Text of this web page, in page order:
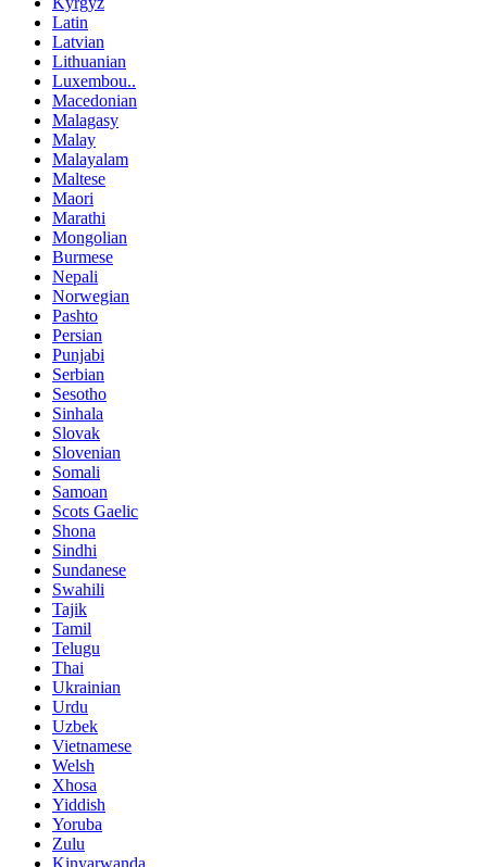
Latin
Latvian
Lithuanian
Luxembou..
Macedonian
Malagasy
Malay
Malayalam
Maltese
Maori
Marathi
Mongolian
Burmese
Nepali
Norwegian
Pashto
Persian
Punjabi
Serbian
Sesotho
Sinhala
Slovak
Slovenian
Somali
Samoan
Scots Gaelic
Shona
Sindhi
Sundanese
Swahili
Tajik
Tamil
Telugu
Thai
Ukrainian
Urdu
Uzbek
Vietnamese
Welsh
Xhosa
Yiddish
Yoruba
Zulu
Kinyarwanda